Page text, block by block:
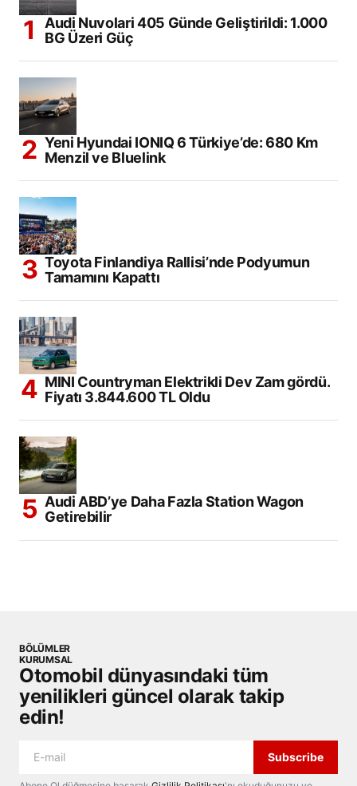
Audi Nuvolari 405 Günde Geliştirildi: 1.000
BG Üzeri Güç
Yeni Hyundai IONIQ 6 Türkiye’de: 680 Km
Menzil ve Bluelink
Toyota Finlandiya Rallisi’nde Podyumun
Tamamını Kapattı
MINI Countryman Elektrikli Dev Zam gördü.
Fiyatı 3.844.600 TL Oldu
Audi ABD’ye Daha Fazla Station Wagon
Getirebilir
BÖLÜMLER
KURUMSAL
Otomobil dünyasındaki tüm
yenilikleri güncel olarak takip
edin!
Subscribe